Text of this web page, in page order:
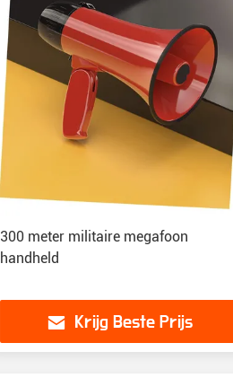
300 meter militaire megafoon
handheld
Krijg Beste Prijs